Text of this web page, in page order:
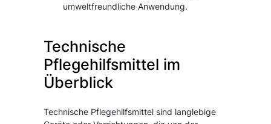
umweltfreundliche Anwendung.
Technische
Pflegehilfsmittel im
Überblick
Technische Pflegehilfsmittel sind langlebige